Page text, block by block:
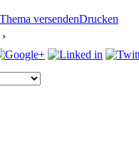
Thema versendenDrucken
›